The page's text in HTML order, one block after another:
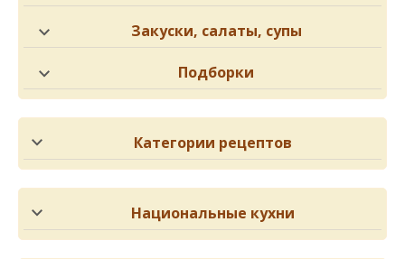
Закуски, салаты, супы
Подборки
Категории рецептов
Национальные кухни